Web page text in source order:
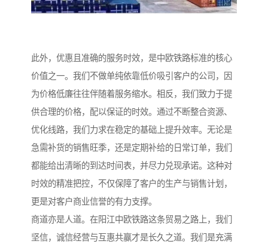
此外，优惠且准确的服务时效，是中欧铁路标准的核心
价值之一。我们不做单纯依靠低价吸引客户的公司，因
为价格低廉往往伴随着服务缩水。相反，我们致力于提
供合理的价格，配以保证的时效。通过不断整合资源、
优化线路，我们力求在稳定的基础上提升效率。无论是
急需补货的销售旺季，还是定期补给的日常订单，我们
都能给出清晰的到达时间表，并尽力兑现承诺。这种对
时效的精准把控，不仅保障了客户的生产与销售计划，
更是对客户商业信誉的有力支撑。
商道亦是人道。在阳江中欧铁路这条贸易之路上，我们
坚信，诚信经营与互惠共赢才是长久之道。我们是充满